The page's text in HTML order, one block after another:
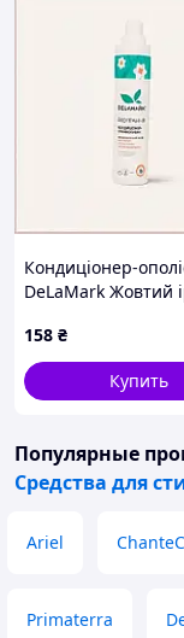
Кондиціонер-
DeLaMark Жовтий
158 ₴
Купить
Популярные
Средства для
Ariel
Primaterra